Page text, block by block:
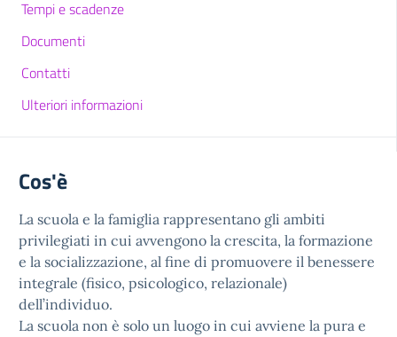
Tempi e scadenze
Documenti
Contatti
Ulteriori informazioni
Cos'è
La scuola e la famiglia rappresentano gli ambiti
privilegiati in cui avvengono la crescita, la formazione
e la socializzazione, al fine di promuovere il benessere
integrale (fisico, psicologico, relazionale)
dell’individuo.
La scuola non è solo un luogo in cui avviene la pura e